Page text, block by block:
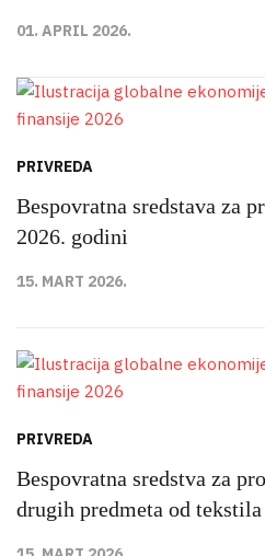
01. APRIL 2026.
PRIVREDA
Bespovratna sredstava za
2026. godini
15. MART 2026.
PRIVREDA
Bespovratna sredstva za
drugih predmeta od